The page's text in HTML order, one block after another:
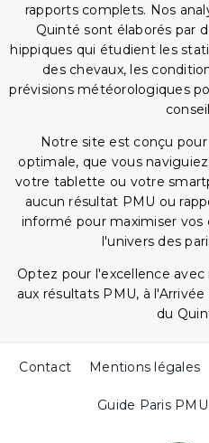
rapports complets. Nos
Quinté sont élaborés par
hippiques qui étudient les
des chevaux, les
prévisions météorologiques
Notre site est conçu
optimale, que vous
votre tablette ou votre
aucun résultat PMU ou
informé pour maximiser vos
l'univers des
Optez pour l'excellence
aux résultats PMU, à
du
Contact Mentions légales
Guide Paris PMU